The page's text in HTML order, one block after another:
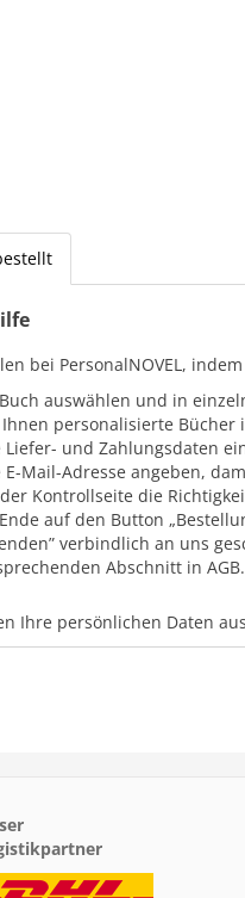
bei PersonalNOVEL, indem
auswählen und in
personalisierte Bücher
Liefer- und Zahlungsdaten
E-Mail-Adresse angeben,
Kontrollseite die
auf den Button
verbindlich an uns
Abschnitt in
Ihre persönlichen Daten